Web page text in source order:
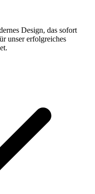
Design, das sofort
unser erfolgreiches